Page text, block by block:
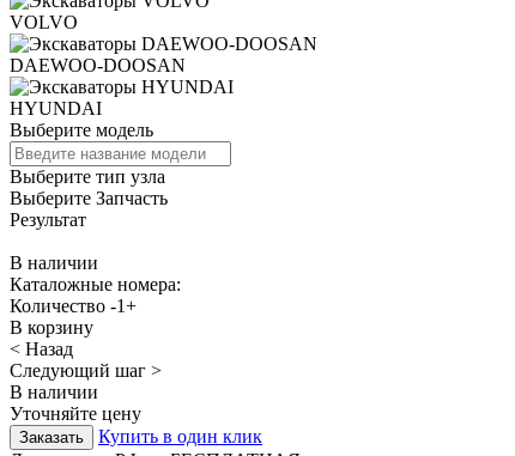
VOLVO
DAEWOO-DOOSAN
HYUNDAI
Выберите модель
Выберите тип узла
Выберите Запчасть
Результат
В наличии
Каталожные номера:
Количество -1+
В корзину
< Назад
Следующий шаг >
В наличии
Уточняйте цену
Купить в один клик